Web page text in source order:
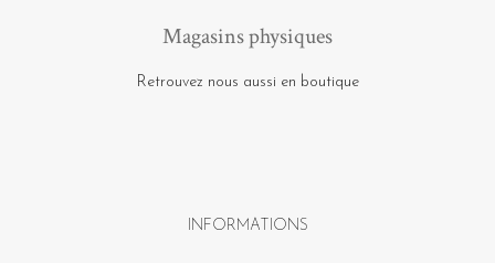
Magasins physiques
Retrouvez nous aussi en boutique
INFORMATIONS